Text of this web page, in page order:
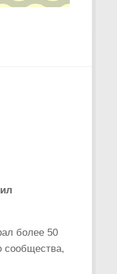
более 50
сообщества,